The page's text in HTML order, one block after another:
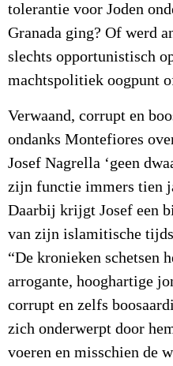
tolerantie voor Joden
Granada ging? Of werd
slechts opportunistisch
machtspolitiek oogpunt
Verwaand, corrupt en
ondanks Montefiores
Josef Nagrella ‘geen
zijn functie immers tien
Daarbij krijgt Josef een
van zijn islamitische
“De kronieken schetsen
arrogante, hooghartige
corrupt en zelfs
zich onderwerpt door
voeren en misschien de